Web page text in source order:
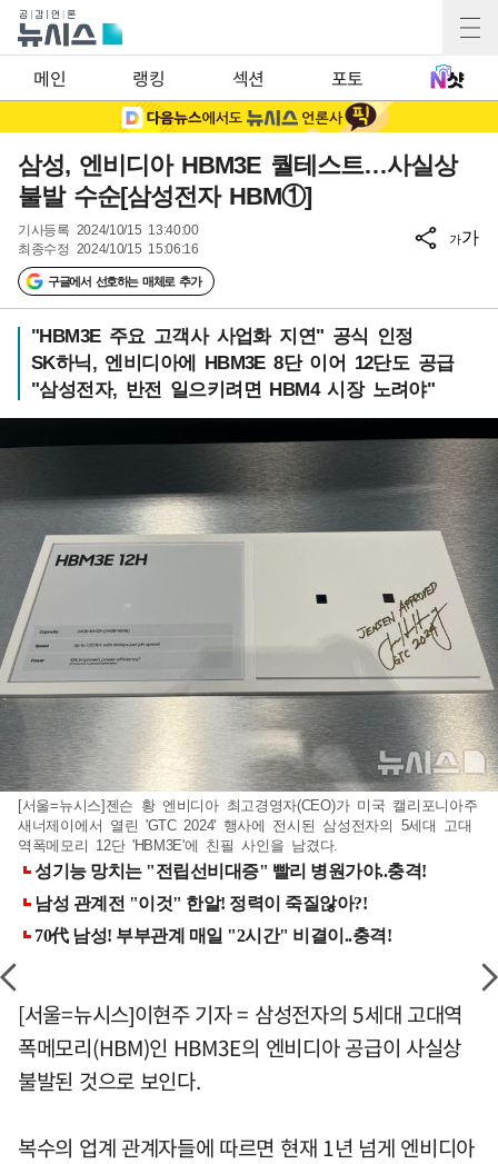
메인 랭킹 섹션 포토
삼성, 엔비디아 HBM3E 퀄테스트…사실상
불발 수순[삼성전자 HBM①]
기사등록 2024/10/15 13:40:00
최종수정 2024/10/15 15:06:16
구글에서 선호하는 매체로 추가
가가
"HBM3E 주요 고객사 사업화 지연" 공식 인정
SK하닉, 엔비디아에 HBM3E 8단 이어 12단도 공급
"삼성전자, 반전 일으키려면 HBM4 시장 노려야"
[서울=뉴시스]젠슨 황 엔비디아 최고경영자(CEO)가 미국 캘리포니아주
새너제이에서 열린 'GTC 2024' 행사에 전시된 삼성전자의 5세대 고대
역폭메모리 12단 'HBM3E'에 친필 사인을 남겼다.
[서울=뉴시스]이현주 기자 = 삼성전자의 5세대 고대역
폭메모리(HBM)인 HBM3E의 엔비디아 공급이 사실상
불발된 것으로 보인다.
복수의 업계 관계자들에 따르면 현재 1년 넘게 엔비디아